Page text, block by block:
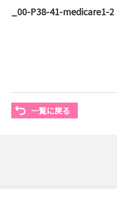
_00-P38-41-medicare1-2
一覧に戻る